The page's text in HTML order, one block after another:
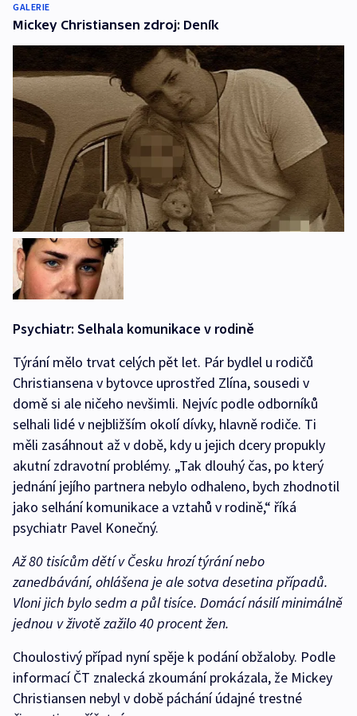
GALERIE
Mickey Christiansen zdroj: Deník
Psychiatr: Selhala komunikace v rodině
Týrání mělo trvat celých pět let. Pár bydlel u rodičů
Christiansena v bytovce uprostřed Zlína, sousedi v
domě si ale ničeho nevšimli. Nejvíc podle odborníků
selhali lidé v nejbližším okolí dívky, hlavně rodiče. Ti
měli zasáhnout až v době, kdy u jejich dcery propukly
akutní zdravotní problémy. „Tak dlouhý čas, po který
jednání jejího partnera nebylo odhaleno, bych zhodnotil
jako selhání komunikace a vztahů v rodině,“ říká
psychiatr Pavel Konečný.
Až 80 tisícům dětí v Česku hrozí týrání nebo
zanedbávání, ohlášena je ale sotva desetina případů.
Vloni jich bylo sedm a půl tisíce. Domácí násilí minimálně
jednou v životě zažilo 40 procent žen.
Choulostivý případ nyní spěje k podání obžaloby. Podle
informací ČT znalecká zkoumání prokázala, že Mickey
Christiansen nebyl v době páchání údajné trestné